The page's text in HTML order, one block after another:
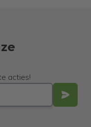
acties!